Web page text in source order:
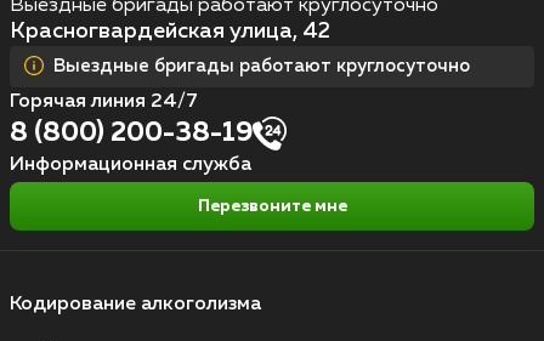
Кодирование алкоголизма
Выездные бригады работают круглосуточно
Красногвардейская улица, 42
Выездные бригады работают круглосуточно
Горячая линия 24/7
8 (800) 200-38-19
Информационная служба
Перезвоните мне